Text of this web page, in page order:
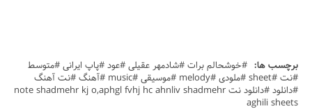
برچسب ها: #خوشحالم برات #شادمهر عقیلی #عود #پاپ ایرانی #متوسط
#نت #sheet #ملودی #melody #موسیقی #music #آهنگ #نت آهنگ
#دانلود #دانلود نت note shadmehr kj o,aphgl fvhj hc ahnliv shadmehr
aghili sheets